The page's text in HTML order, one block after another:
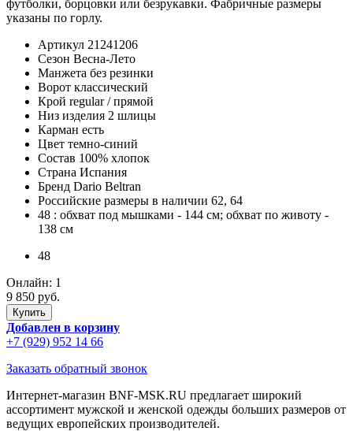
футболки, борцовки или безрукавки. Фабричные размеры
указаны по горлу.
Артикул 21241206
Сезон Весна-Лето
Манжета без резинки
Ворот классический
Крой regular / прямой
Низ изделия 2 шлицы
Карман есть
Цвет темно-синий
Состав 100% хлопок
Страна Испания
Бренд Dario Beltran
Российские размеры в наличии 62, 64
48 : обхват под мышками - 144 см; обхват по животу -
138 см
48
Онлайн: 1
9 850 руб.
Добавлен в корзину
+7 (929) 952 14 66
Заказать обратный звонок
Интернет-магазин BNF-MSK.RU предлагает широкий
ассортимент мужской и женской одежды больших размеров от
ведущих европейских производителей.